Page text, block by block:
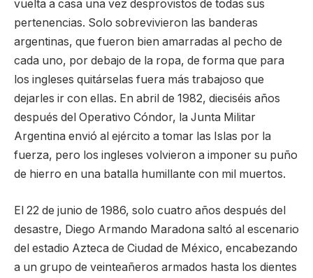
vuelta a casa una vez desprovistos de todas sus
pertenencias. Solo sobrevivieron las banderas
argentinas, que fueron bien amarradas al pecho de
cada uno, por debajo de la ropa, de forma que para
los ingleses quitárselas fuera más trabajoso que
dejarles ir con ellas. En abril de 1982, dieciséis años
después del Operativo Cóndor, la Junta Militar
Argentina envió al ejército a tomar las Islas por la
fuerza, pero los ingleses volvieron a imponer su puño
de hierro en una batalla humillante con mil muertos.
El 22 de junio de 1986, solo cuatro años después del
desastre, Diego Armando Maradona saltó al escenario
del estadio Azteca de Ciudad de México, encabezando
a un grupo de veinteañeros armados hasta los dientes